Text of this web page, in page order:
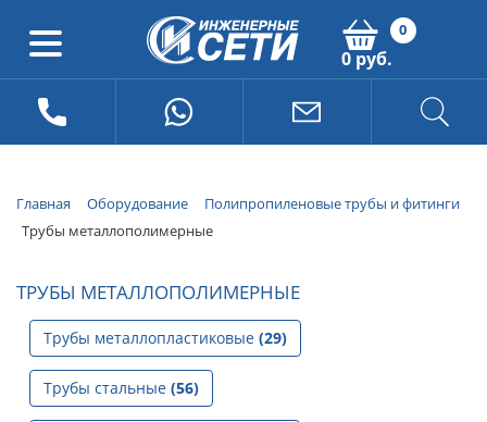
0
0 руб.
Главная Оборудование
Полипропиленовые трубы и фитинги
Трубы металлополимерные
ТРУБЫ МЕТАЛЛОПОЛИМЕРНЫЕ
Трубы металлопластиковые (29)
Трубы стальные (56)